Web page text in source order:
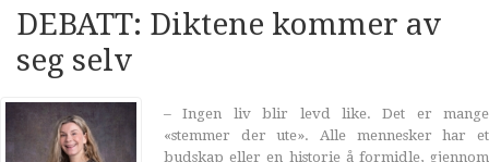
DEBATT: Diktene kommer av
seg selv
– Ingen liv blir levd like. Det er mange
«stemmer der ute». Alle mennesker har et
budskap eller en historie å formidle, gjennom